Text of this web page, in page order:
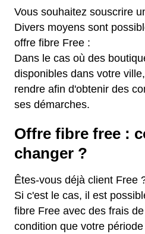
Vous souhaitez souscrire
Divers moyens sont
offre fibre Free :
Dans le cas où des
disponibles dans votre
rendre afin d'obtenir des
ses démarches.
Offre fibre free :
changer ?
Êtes-vous déjà client Free
Si c'est le cas, il est
fibre Free avec des frais
condition que votre